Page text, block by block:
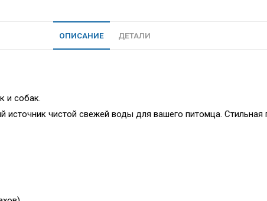
ОПИСАНИЕ ДЕТАЛИ
и собак.
чистой свежей воды для вашего питомца. Стильная